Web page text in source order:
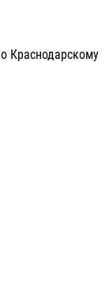
Краснодарскому